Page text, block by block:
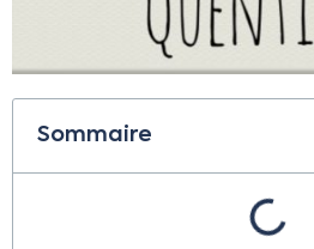
Sommaire